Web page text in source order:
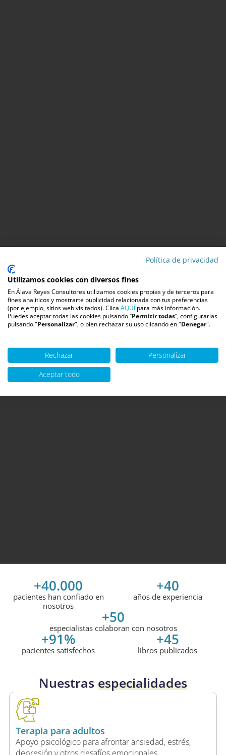
+40.000
pacientes han confiado en
nosotros
+40
años de experiencia
+50
especialistas colaboran con nosotros
+91%
pacientes satisfechos
+45
libros publicados
Nuestras especialidades
Terapia para adultos
Apoyo psicológico para afrontar ansiedad, estrés,
Política de privacidad
Utilizamos cookies con diversos fines
En Álava Reyes Consultores utilizamos cookies propias y de terceros para
fines analíticos y mostrarte publicidad relacionada con tus preferencias
(por ejemplo, sitios web visitados). Clica AQUÍ para más información.
Puedes aceptar todas las cookies pulsando ‘’Permitir todas”, configurarlas
pulsando "Personalizar", o bien rechazar su uso clicando en "Denegar".
Rechazar
Personalizar
Aceptar todo